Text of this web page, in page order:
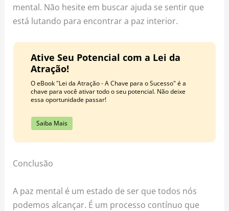
mental. Não hesite em buscar ajuda se sentir que
está lutando para encontrar a paz interior.
Ative Seu Potencial com a Lei da
Atração!
O eBook "Lei da Atração - A Chave para o Sucesso" é a
chave para você ativar todo o seu potencial. Não deixe
essa oportunidade passar!
Saiba Mais
Conclusão
A paz mental é um estado de ser que todos nós
podemos alcançar. É um processo contínuo que